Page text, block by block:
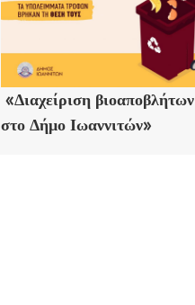
«Διαχείριση βιοαποβλήτων
στο Δήμο Ιωαννιτών»